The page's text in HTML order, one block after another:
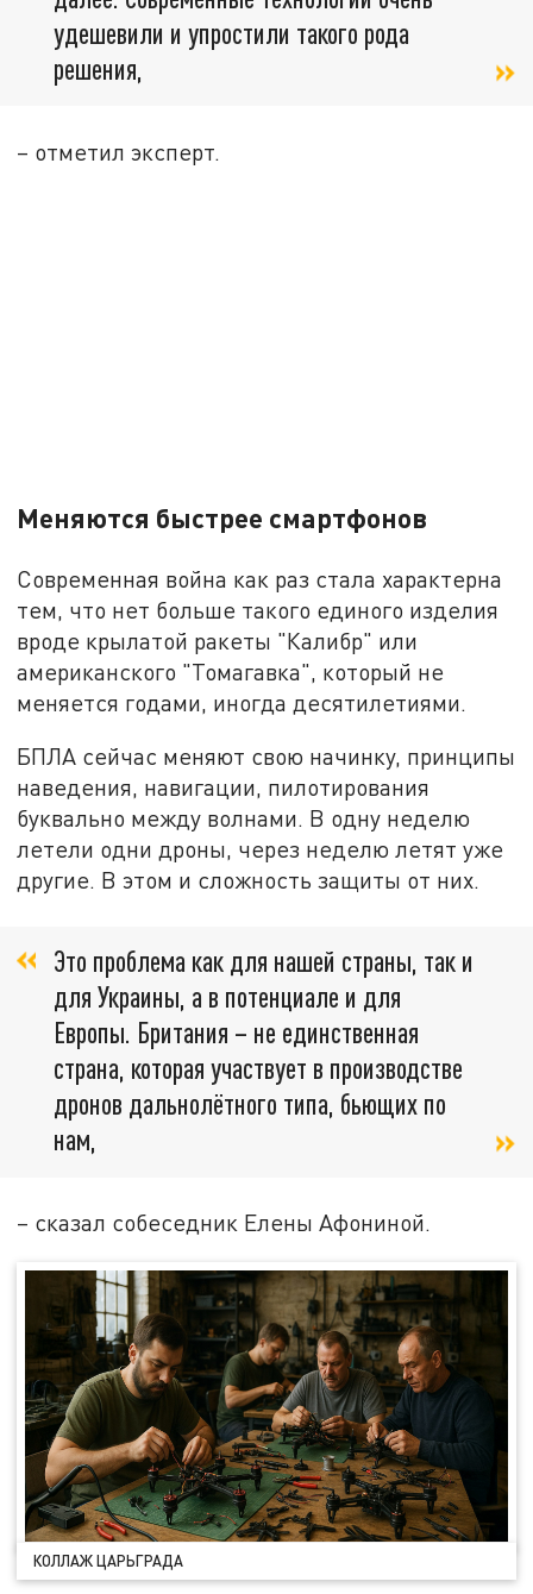
удешевили и упростили такого рода
решения,
– отметил эксперт.
Меняются быстрее смартфонов
Современная война как раз стала характерна
тем, что нет больше такого единого изделия
вроде крылатой ракеты "Калибр" или
американского "Томагавка", который не
меняется годами, иногда десятилетиями.
БПЛА сейчас меняют свою начинку, принципы
наведения, навигации, пилотирования
буквально между волнами. В одну неделю
летели одни дроны, через неделю летят уже
другие. В этом и сложность защиты от них.
Это проблема как для нашей страны, так и
для Украины, а в потенциале и для
Европы. Британия – не единственная
страна, которая участвует в производстве
дронов дальнолётного типа, бьющих по
нам,
– сказал собеседник Елены Афониной.
КОЛЛАЖ ЦАРЬГРАДА